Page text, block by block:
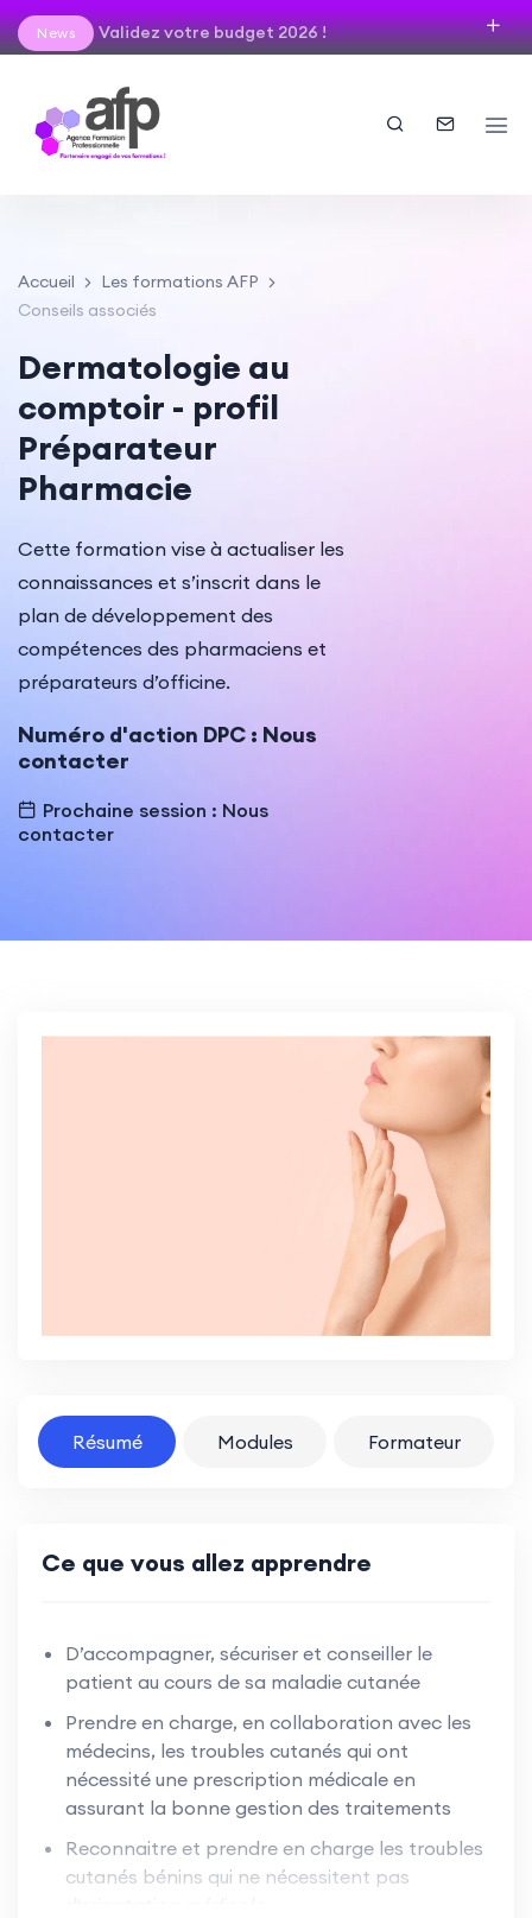
News Validez votre budget 2026 !
Accueil
Les formations AFP
Conseils associés
Dermatologie au
comptoir - profil
Préparateur
Pharmacie
Cette formation vise à actualiser les
connaissances et s’inscrit dans le
plan de développement des
compétences des pharmaciens et
préparateurs d’officine.
Numéro d'action DPC : Nous
contacter
Prochaine session : Nous
contacter
Résumé Modules Formateur
Ce que vous allez apprendre
D’accompagner, sécuriser et conseiller le
patient au cours de sa maladie cutanée
Prendre en charge, en collaboration avec les
médecins, les troubles cutanés qui ont
nécessité une prescription médicale en
assurant la bonne gestion des traitements
Reconnaitre et prendre en charge les troubles
cutanés bénins qui ne nécessitent pas